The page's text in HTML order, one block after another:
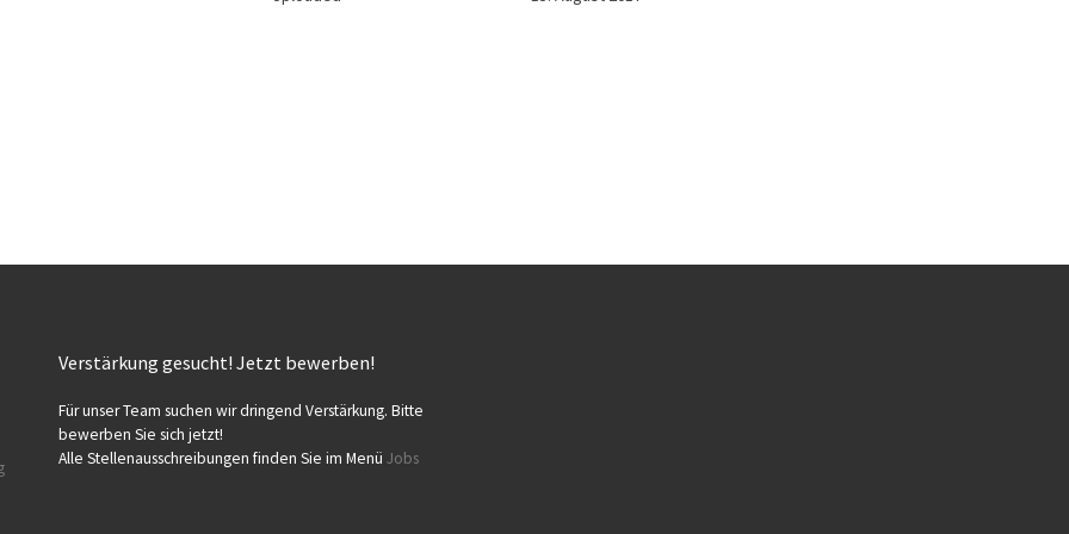
Verstärkung gesucht! Jetzt bewerben!
Für unser Team suchen wir dringend Verstärkung. Bitte
bewerben Sie sich jetzt!
Alle Stellenausschreibungen finden Sie im Menü Jobs